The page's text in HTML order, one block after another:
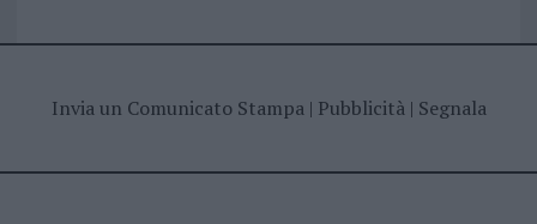
Invia un Comunicato Stampa| Pubblicità| Segnala